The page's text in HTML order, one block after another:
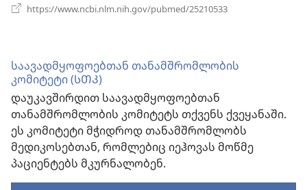
https://www.ncbi.nlm.nih.gov/pubmed/25210533
საავადმყოფოებთან თანამშრომლობის
კომიტეტი (ᲡᲗᲙ)
დაუკავშირდით საავადმყოფოებთან
თანამშრომლობის კომიტეტს თქვენს ქვეყანაში.
ეს კომიტეტი მჭიდროდ თანამშრომლობს
მედიკოსებთან, რომლებიც იეჰოვას მოწმე
პაციენტებს მკურნალობენ.